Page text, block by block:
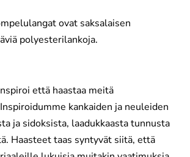
ovat saksalaisen
polyesterilankoja.
että haastaa meitä
kankaiden ja neuleiden
ja sidoksista, laadukkaasta tunnusta
Haasteet taas syntyvät siitä, että